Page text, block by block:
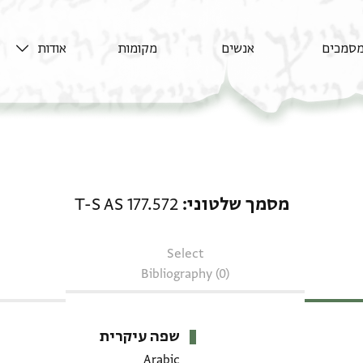
מסמכים אנשים מקומות אודות
מסמך שלטוני T-S AS 177.572
Select
Bibliography (0)
שפה עיקרית